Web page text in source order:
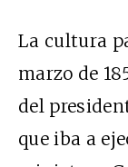
La cultura
marzo de
del
que iba a